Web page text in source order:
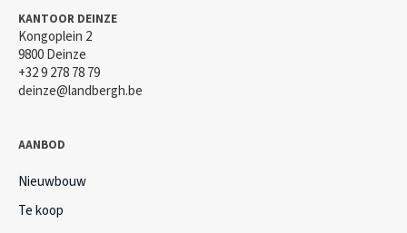
KANTOOR DEINZE
Kongoplein 2
9800 Deinze
+32 9 278 78 79
deinze@landbergh.be
AANBOD
Nieuwbouw
Te koop